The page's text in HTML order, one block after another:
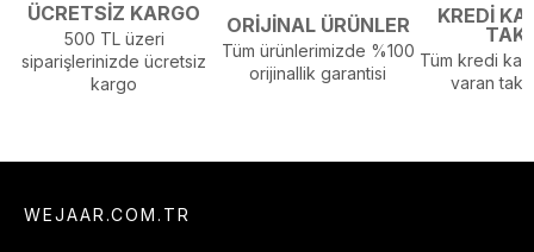
ÜCRETSİZ KARGO
500 TL üzeri
siparişlerinizde ücretsiz
kargo
ORİJİNAL ÜRÜNLER
Tüm ürünlerimizde %100
orijinallik garantisi
KREDİ
Tüm kredi
varan
WEJAAR.COM.TR